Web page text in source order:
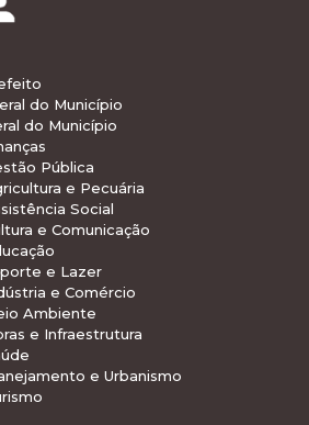
do Município
do Município
Pública
e Pecuária
Social
e Comunicação
e Lazer
e Comércio
Ambiente
e Infraestrutura
e Urbanismo